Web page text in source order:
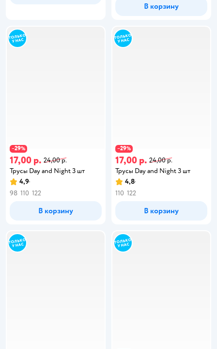
В корзину
−29%
17,00 р. 24,00 р.
Трусы Day and Night 3 шт
4,9
98 110 122
В корзину
−29%
17,00 р. 24,00 р.
Трусы Day and Night 3 шт
4,8
110 122
В корзину